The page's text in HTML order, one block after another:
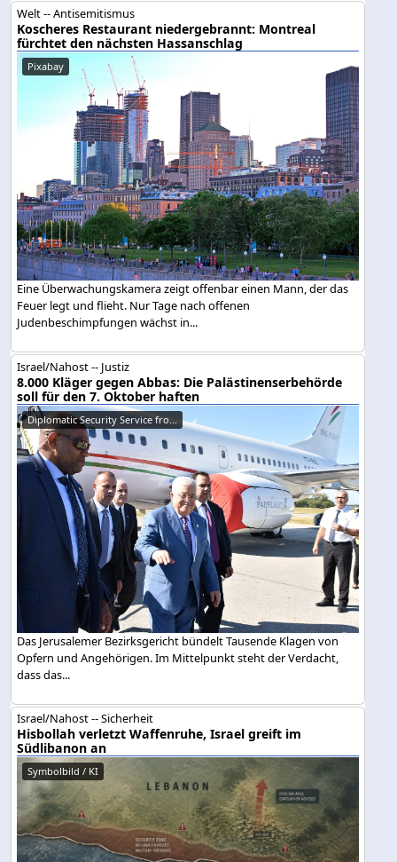
Welt -- Antisemitismus
Koscheres Restaurant niedergebrannt: Montreal
fürchtet den nächsten Hassanschlag
Pixabay
Eine Überwachungskamera zeigt offenbar einen Mann, der das
Feuer legt und flieht. Nur Tage nach offenen
Judenbeschimpfungen wächst in...
Israel/Nahost -- Justiz
8.000 Kläger gegen Abbas: Die Palästinenserbehörde
soll für den 7. Oktober haften
Diplomatic Security Service fro...
Das Jerusalemer Bezirksgericht bündelt Tausende Klagen von
Opfern und Angehörigen. Im Mittelpunkt steht der Verdacht,
dass das...
Israel/Nahost -- Sicherheit
Hisbollah verletzt Waffenruhe, Israel greift im
Südlibanon an
Symbolbild / KI